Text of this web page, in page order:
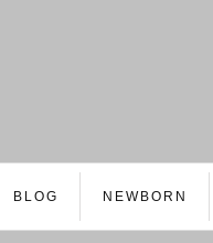
BLOG NEWBORN